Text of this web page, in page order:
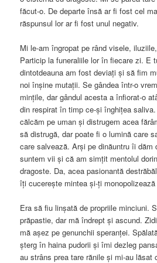
făcut-o. De departe însă ar fi fost cel
răspunsul lor ar fi fost unul negativ.
Mi le-am îngropat pe rând visele,
Particip la funeraliile lor în fiecare zi. E
dintotdeauna am fost deviați și să fim
noi înșine mutații. Se gândea într-o
mințile, dar gândul acesta a înfiorat-o
din respirat în timp ce-și înghițea
călcăm pe uman și distrugem acea
să distrugă, dar poate fi o lumină care
care salvează. Arși pe dinăuntru îi dăm
suntem vii și că am simțit mentolul
dragoste. Da, acea pasionantă
îți cucerește mintea și-ți monopolizează
Era să fiu linșată de propriile minciuni.
prăpastie, dar mă îndrept și ascund.
mă așez pe genunchii speranței.
șterg în haina pudorii și îmi dezleg
au strâns prea tare rănile și mi-au lăsat